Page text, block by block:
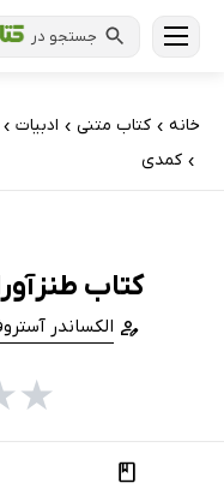
جستجو در
خانه › کتاب‌ متنی › ادبیات ›
› کمدی
کتاب
الکساندر
★